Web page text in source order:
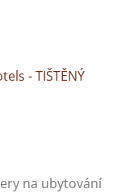
- TIŠTĚNÝ
na ubytování